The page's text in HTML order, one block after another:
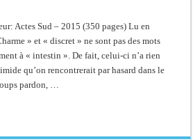
Actes Sud – 2015 (350 pages) Lu en
» et « discret » ne sont pas des mots
à « intestin ». De fait, celui-ci n’a rien
qu’on rencontrerait par hasard dans le
pardon, …